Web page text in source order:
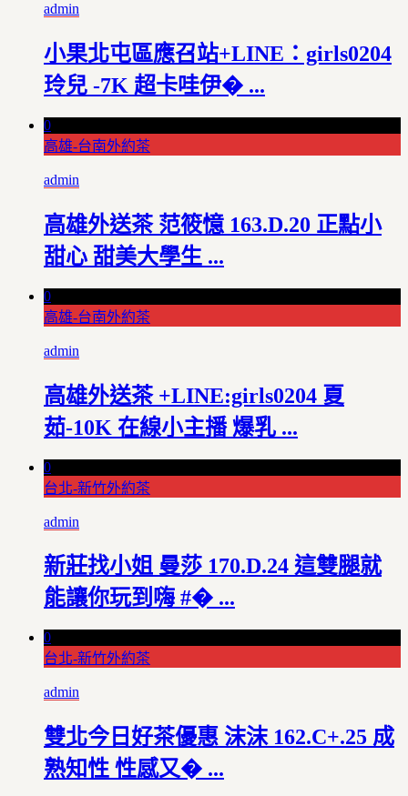
admin
小果北屯區應召站+LINE：girls0204
玲兒 -7K 超卡哇伊� ...
0
高雄-台南外約茶
admin
高雄外送茶 范筱憶 163.D.20 正點小
甜心 甜美大學生 ...
0
高雄-台南外約茶
admin
高雄外送茶 +LINE:girls0204 夏
茹-10K 在線小主播 爆乳 ...
0
台北-新竹外約茶
admin
新莊找小姐 曼莎 170.D.24 這雙腿就
能讓你玩到嗨 #� ...
0
台北-新竹外約茶
admin
雙北今日好茶優惠 沫沫 162.C+.25 成
熟知性 性感又� ...